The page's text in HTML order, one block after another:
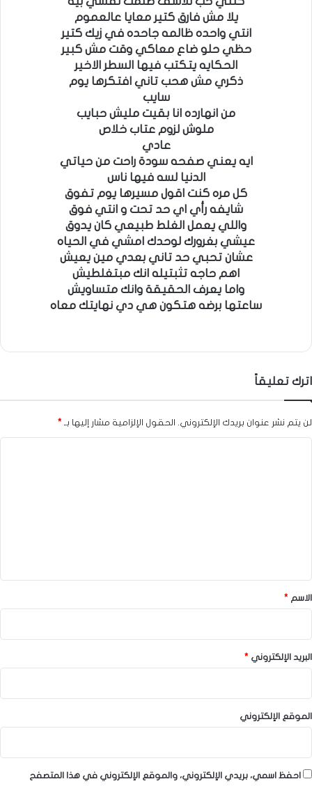
يلا مش فارق كتير معايا عالعموم
انتي واحده ظالمه جاحده في زيك كتير
حظي حلو ضاع معاكي وقت مش كبير
الحكايه يتكتب فيها السطر الاخير
ذكري مش هحب تاني افتكرها يوم
سايب
من انهارده انا بقيت مليش حبايب
ملوش لزوم عتاب خلاص
عادي
ايه يعني صفحه سودة راحت من حياتي
الدنيا لسه فيها ناس
كل مره كنت اقول مسيرها يوم تفوق
شايفه رأي اي حد تحت و انتي فوق
واللي يعمل الغلط طبيعي كان يدوق
عيشي بغرورك لوحدك امشي في الحياه
عشان تحبي حد تاني بعدي مين يعيش
اهم حاجه تثبتيله انك مبتغلطيش
واما يعرف الحقيقة وانك متساويش
ساعتها برضه هتكون هي دي نهايتك معاه
اترك تعليقاً
لن يتم نشر عنوان بريدك الإلكتروني. الحقول الإلزامية مشار إليها بـ *
*الاسم *
البريد الإلكتروني *
الموقع الإلكتروني
احفظ اسمي، بريدي الإلكتروني، والموقع الإلكتروني في هذا المتصفح